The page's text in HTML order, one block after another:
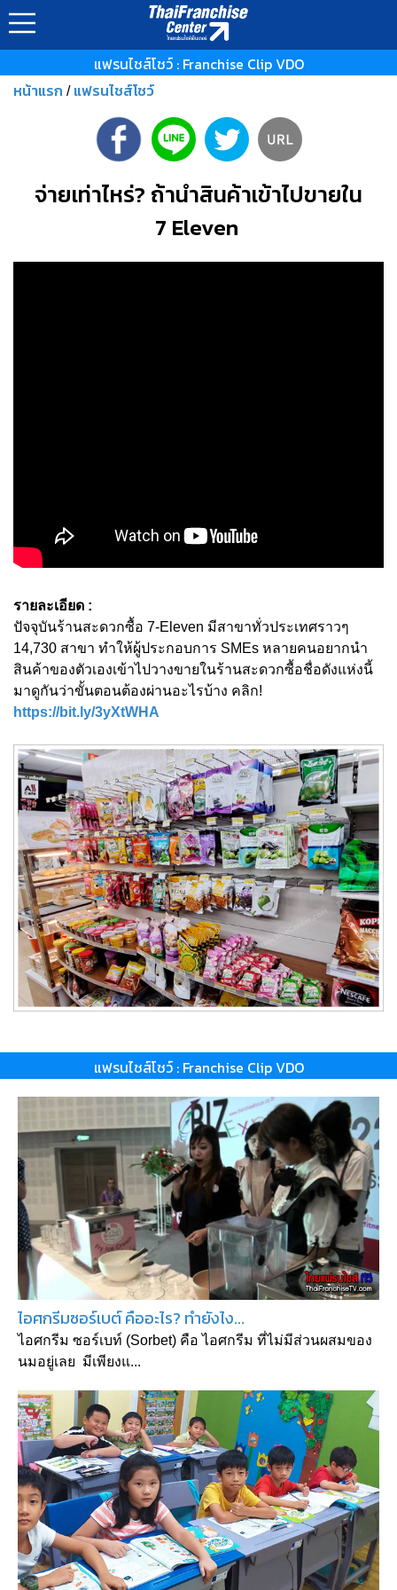
แฟรนไชส์โชว์ : Franchise Clip VDO
หน้าแรก / แฟรนไชส์โชว์
จ่ายเท่าไหร่? ถ้านำสินค้าเข้าไปขายใน
7 Eleven
รายละเอียด :
ปัจจุบันร้านสะดวกซื้อ 7-Eleven มีสาขาทั่วประเทศราวๆ
14,730 สาขา ทำให้ผู้ประกอบการ SMEs หลายคนอยากนำ
สินค้าของตัวเองเข้าไปวางขายในร้านสะดวกซื้อชื่อดังแห่งนี้
มาดูกันว่าขั้นตอนต้องผ่านอะไรบ้าง คลิก!
https://bit.ly/3yXtWHA
แฟรนไชส์โชว์ : Franchise Clip VDO
ไอศกรีมซอร์เบต์ คืออะไร? ทำยังไง...
ไอศกรีม ซอร์เบท์ (Sorbet) คือ ไอศกรีม ที่ไม่มีส่วนผสมของ
นมอยู่เลย มีเพียงแ...